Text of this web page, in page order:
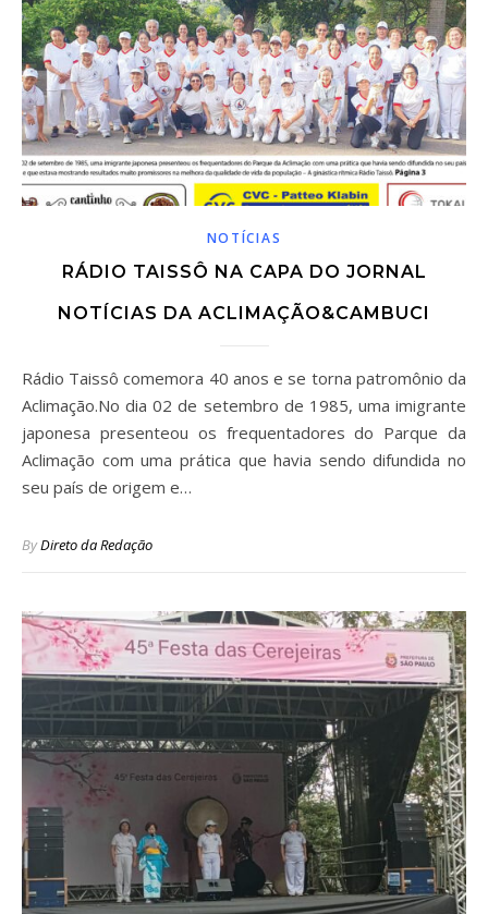
NOTÍCIAS
RÁDIO TAISSÔ NA CAPA DO JORNAL
NOTÍCIAS DA ACLIMAÇÃO&CAMBUCI
Rádio Taissô comemora 40 anos e se torna patromônio da
Aclimação.No dia 02 de setembro de 1985, uma imigrante
japonesa presenteou os frequentadores do Parque da
Aclimação com uma prática que havia sendo difundida no
seu país de origem e…
ByDireto da Redação